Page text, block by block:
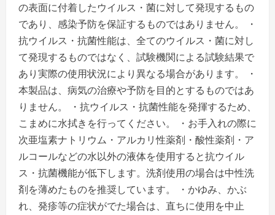
の表面に付着したウイルス・菌に対して発現するもの
であり、感染予防を保証するものではありません。 ・
抗ウイルス・抗菌性能は、全てのウイルス・菌に対し
て発現するものではなく、試験機関による試験結果で
あり実際の使用状況により異なる場合があります。 ・
本製品は、病気の治療や予防を目的とするものではあ
りません。 ・抗ウイルス・抗菌性能を発揮するため、
こまめに水拭きを行ってください。 ・お手入れの際に
次亜塩素ナトリウム・アルカリ性薬剤・酸性薬剤・ア
ルコールなどの水以外の液体を使用すると抗ウイル
ス・抗菌機能が低下します。洗剤使用の場合は中性洗
剤を薄めたものを推奨しています。 ・かゆみ、かぶ
れ、発疹等の症状がでた場合は、直ちに使用を中止